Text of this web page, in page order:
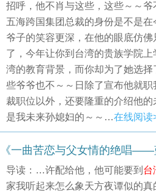
招呼，他不肖与这些，这些～～
五海跨国集团总裁的身份是不是
爷子的笑容更深，在他的眼底仿
了，今年让你到台湾的贵族学院
湾的教育背景，而你却为了她选
些爷爷也不～～日除了宣布他就
裁职位以外，还要隆重的介绍他
是我未来孙媳妇的～～…在线阅读
导读：…许配给他，他可能要到 台
家我听起来怎么象天方夜谭似的真